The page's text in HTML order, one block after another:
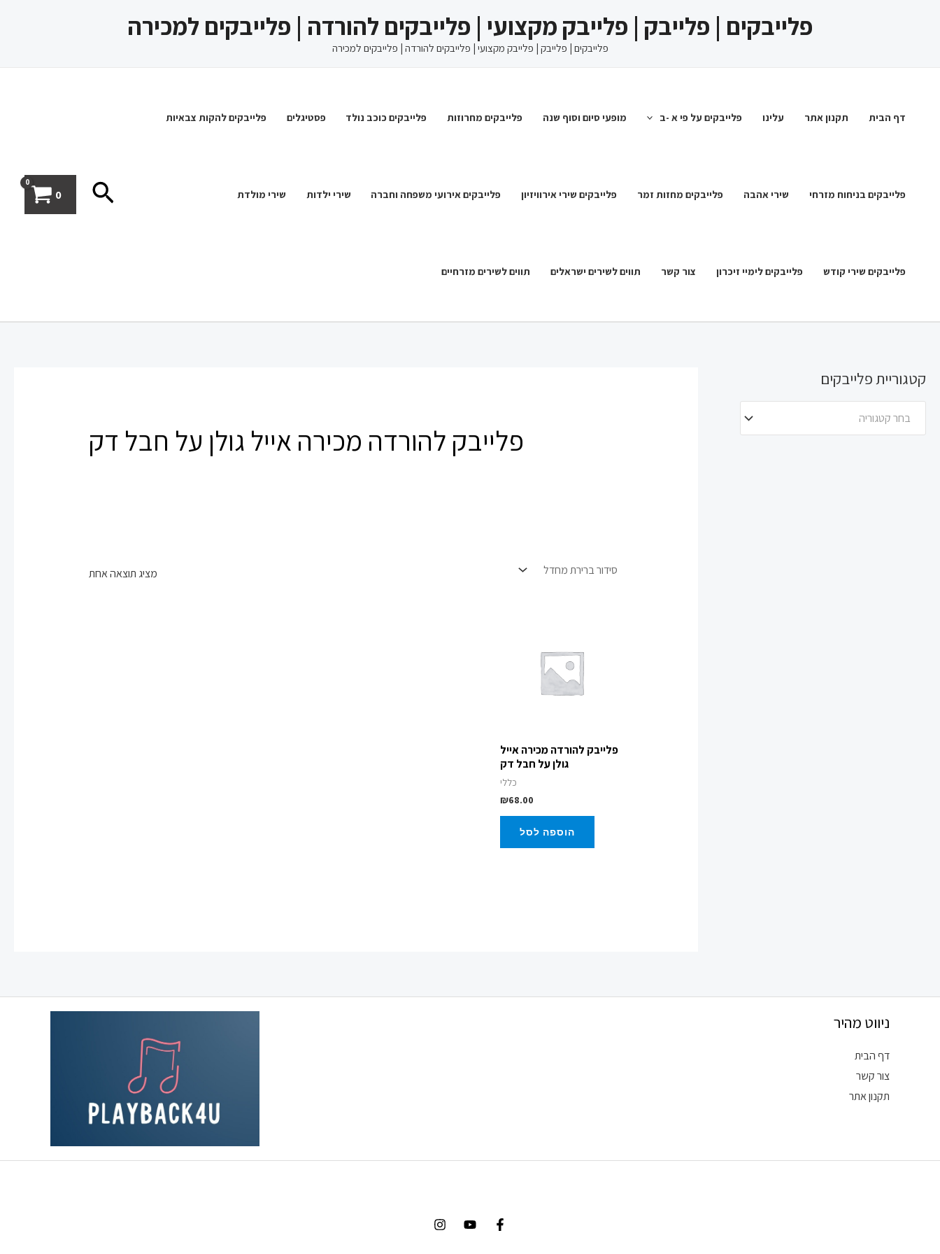
פלייבקים | פלייבק | פלייבק מקצועי | פלייבקים להורדה | פלייבקים למכירה
פלייבקים | פלייבק | פלייבק מקצועי | פלייבקים להורדה | פלייבקים למכירה
דף הבית תקנון אתר עלינו פלייבקים על פי א -ב מופעי סיום וסוף שנה פלייבקים מחרוזות פלייבקים כוכב נולד פסטיגלים פלייבקים להקות צבאיות
פלייבקים בניחוח מזרחי שירי אהבה פלייבקים מחזות זמר פלייבקים שירי אירוויזיון פלייבקים אירועי משפחה וחברה שירי ילדות שירי מולדת
פלייבקים שירי קודש פלייבקים לימיי זיכרון צור קשר תווים לשירים ישראלים תווים לשירים מזרחיים
חיפוש0
קטגוריית פלייבקים
בחר קטגוריה
פלייבק להורדה מכירה אייל גולן על חבל דק
מציג תוצאה אחת
פלייבק להורדה מכירה אייל
גולן על חבל דק
כללי
₪68.00
הוספה לסל
ניווט מהיר
דף הבית
צור קשר
תקנון אתר